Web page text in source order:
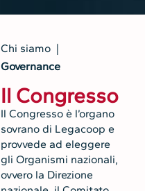
Chi siamo |
Governance
Il Congresso
Il Congresso è l’organo
sovrano di Legacoop e
provvede ad eleggere
gli Organismi nazionali,
ovvero la Direzione